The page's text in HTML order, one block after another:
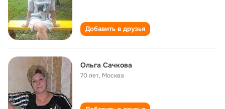
Добавить в друзья
Ольга Сачкова
70 лет, Москва